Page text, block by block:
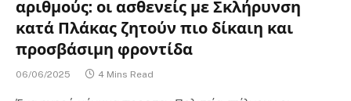
αριθμούς: οι ασθενείς με Σκλήρυνση
κατά Πλάκας ζητούν πιο δίκαιη και
προσβάσιμη φροντίδα
06/06/2025 4 Mins Read